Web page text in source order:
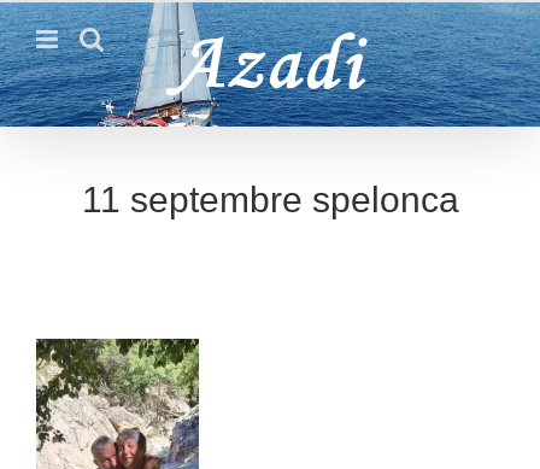
Passer
au
contenu
11 septembre spelonca